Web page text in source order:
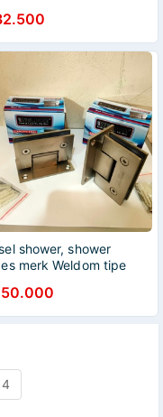
shower, shower
merk Weldom tipe
4